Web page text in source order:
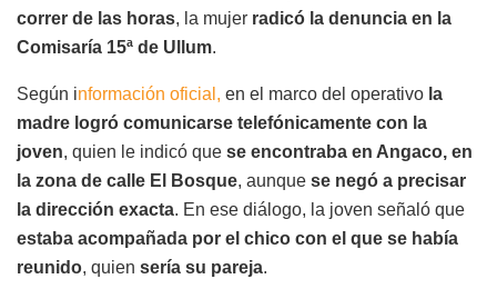
correr de las horas, la mujer radicó la denuncia en la
Comisaría 15ª de Ullum.
Según información oficial, en el marco del operativo la
madre logró comunicarse telefónicamente con la
joven, quien le indicó que se encontraba en Angaco, en
la zona de calle El Bosque, aunque se negó a precisar
la dirección exacta. En ese diálogo, la joven señaló que
estaba acompañada por el chico con el que se había
reunido, quien sería su pareja.